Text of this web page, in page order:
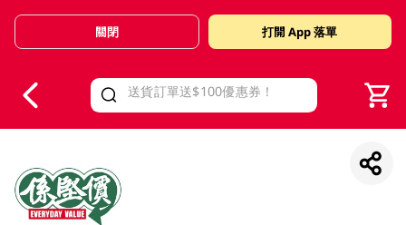
Valid Until 30 June 2026
關閉 打開 App 落單